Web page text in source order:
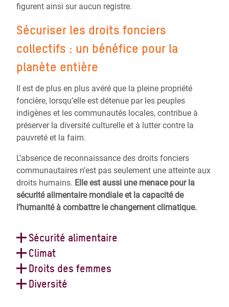
figurent ainsi sur aucun registre.
Sécuriser les droits fonciers
collectifs : un bénéfice pour la
planète entière
Il est de plus en plus avéré que la pleine propriété
foncière, lorsqu’elle est détenue par les peuples
indigènes et les communautés locales, contribue à
préserver la diversité culturelle et à lutter contre la
pauvreté et la faim.
L’absence de reconnaissance des droits fonciers
communautaires n’est pas seulement une atteinte aux
droits humains. Elle est aussi une menace pour la
sécurité alimentaire mondiale et la capacité de
l’humanité à combattre le changement climatique.
Sécurité alimentaire
70% des denrées alimentaires dans le monde sont
produites par des petites agricultrices et des petits
agriculteurs. Des droits fonciers sûrs aident les
communautés à gérer leurs terres plus durablement, à
Climat
Les ressources naturelles collectives gérées par les
peuples indigènes et les communautés locales
abritent une grande biodiversité qui maintient
Droits des femmes
Les droits fonciers des femmes sont particulièrement
Diversité